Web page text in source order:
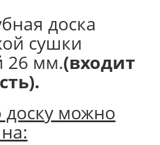
доска
сушки
26 мм.(входит
можно